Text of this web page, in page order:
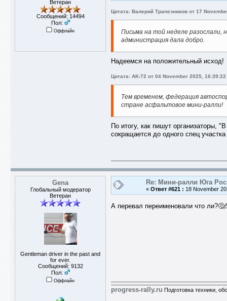
Ветеран
Сообщений: 14494
Пол:
Оффлайн
Цитата: Валерий Трапезников от 17
Письма на той неделе разослали,
администрация дала добро.
Надеемся на положительный исход!
Цитата: AK-72 от 04 November 2025, 16:39:22
Тем временем, федерация
стране асфальтовое мини-ралли!
По итогу, как пишут организаторы,
сокращается до одного спец
Gena
Глобальный модератор
Ветеран
Gentleman driver in the past and
for ever.
Сообщений: 9132
Пол:
Оффлайн
Re: Мини-ралли Юга
« Ответ #621 : 18 November
А перевал переименовали что
progress-rally.ru Подготовка техники,